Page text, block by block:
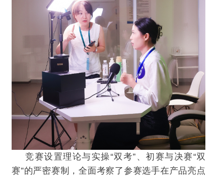
竞赛设置理论与实操“双考”、初赛与决赛“双
赛”的严密赛制，全面考察了参赛选手在产品亮点